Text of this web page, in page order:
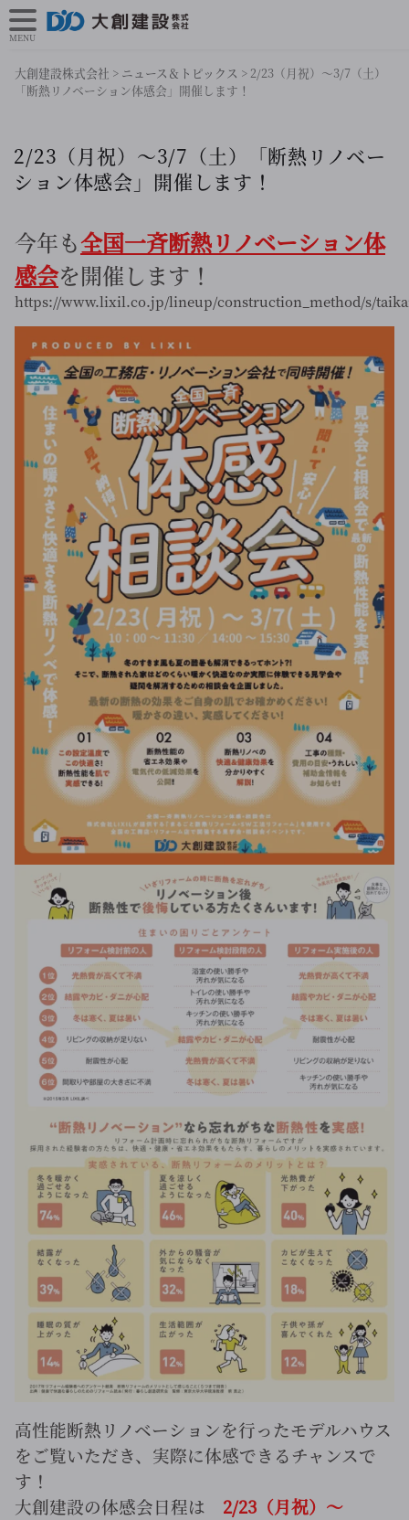
大創建設株式会社 > ニュース＆トピックス >2/23（月祝）～3/7（土）
「断熱リノベーション体感会」開催します！
2/23（月祝）～3/7（土）「断熱リノベー
ション体感会」開催します！
今年も全国一斉断熱リノベーション体
感会を開催します！
https://www.lixil.co.jp/lineup/construction_method/s/
高性能断熱リノベーションを行ったモデルハウス
をご覧いただき、実際に体感できるチャンスで
す！
大創建設の体感会日程は 2/23（月祝）～
MENU